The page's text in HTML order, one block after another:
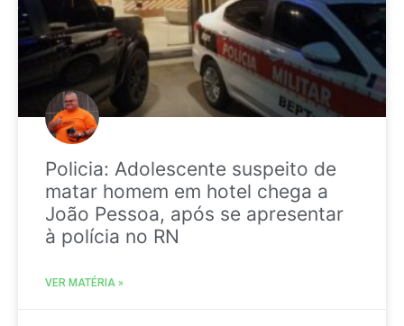
Policia: Adolescente suspeito de
matar homem em hotel chega a
João Pessoa, após se apresentar
à polícia no RN
VER MATÉRIA »